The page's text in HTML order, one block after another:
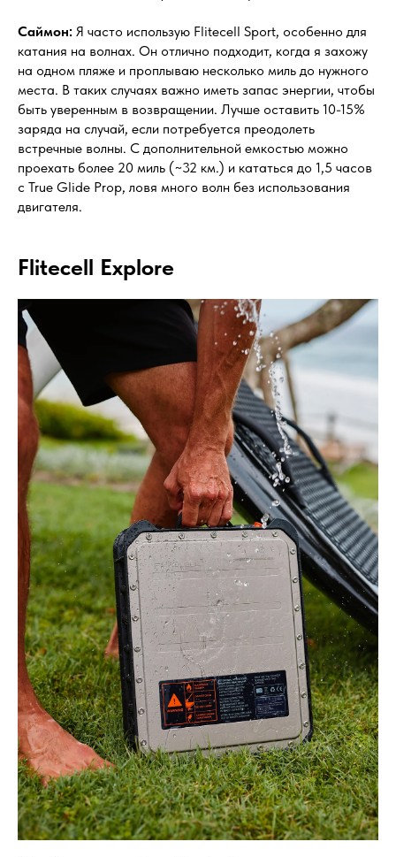
Саймон: Я часто использую Flitecell Sport, особенно для
катания на волнах. Он отлично подходит, когда я захожу
на одном пляже и проплываю несколько миль до нужного
места. В таких случаях важно иметь запас энергии, чтобы
быть уверенным в возвращении. Лучше оставить 10-15%
заряда на случай, если потребуется преодолеть
встречные волны. С дополнительной емкостью можно
проехать более 20 миль (~32 км.) и кататься до 1,5 часов
с True Glide Prop, ловя много волн без использования
двигателя.
Flitecell Explore